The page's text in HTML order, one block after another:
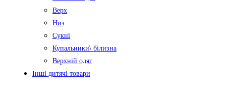
Верх
Низ
Сукні
Купальники\ білизна
Верхній одяг
Інші дитячі товари